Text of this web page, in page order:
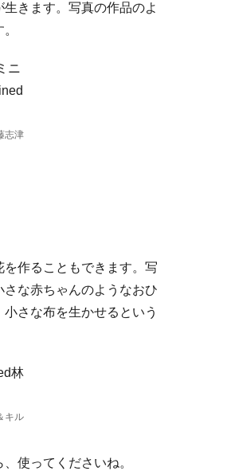
きます。写真の作品のよ
志津
作ることもできます。写
な赤ちゃんのようなおひ
さな布を生かせるという
キル
使ってくださいね。